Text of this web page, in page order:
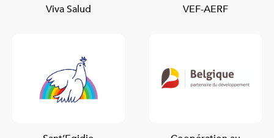
Viva Salud VEF-AERF